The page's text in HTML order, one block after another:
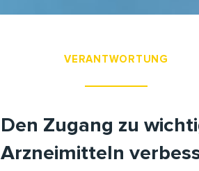
VERANTWORTUNG
Den Zugang zu
Arzneimitteln